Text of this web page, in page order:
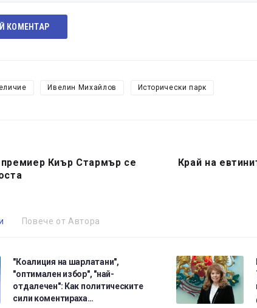
КОМЕНТАР
Ивелин Михайлов Исторически парк
премиер Киър Стармър се
Край на
Повече от Автора
"Коалиция на шарлатани",
"оптимален избор", "най-
отдалечен": Как политическите
сили коментираха…